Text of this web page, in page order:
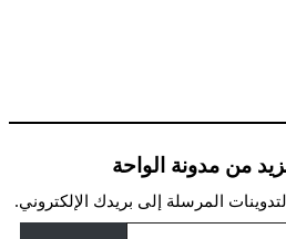
من مدونة الواحة
المرسلة إلى بريدك الإلكتروني.